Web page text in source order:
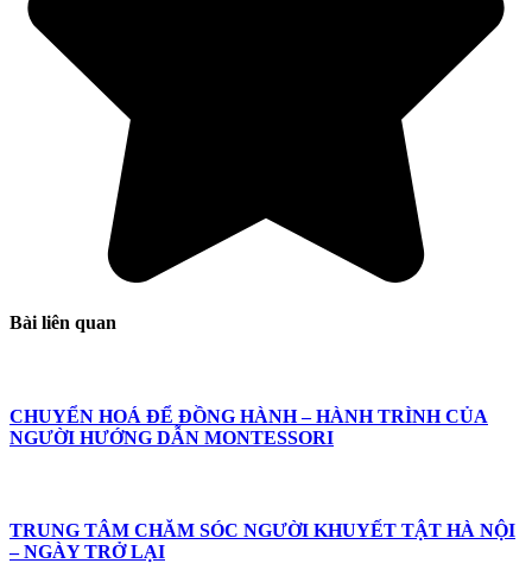
Bài liên quan
CHUYỂN HOÁ ĐỂ ĐỒNG HÀNH – HÀNH TRÌNH CỦA
NGƯỜI HƯỚNG DẪN MONTESSORI
TRUNG TÂM CHĂM SÓC NGƯỜI KHUYẾT TẬT HÀ NỘI
– NGÀY TRỞ LẠI